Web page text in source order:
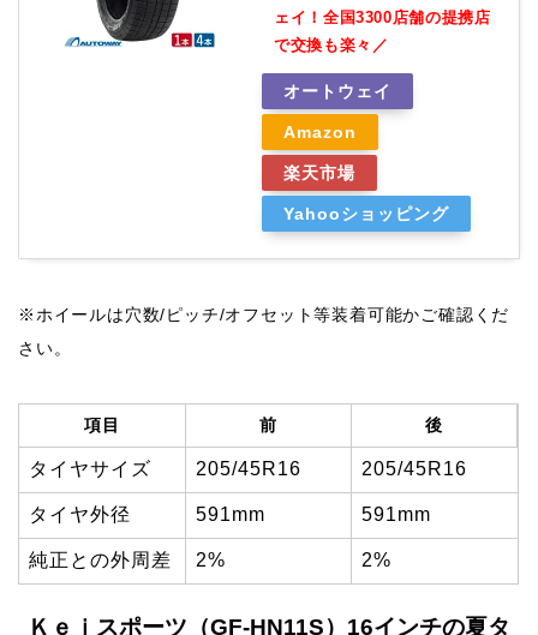
ェイ！全国3300店舗の提携店
で交換も楽々／
オートウェイ
Amazon
楽天市場
Yahooショッピング
※ホイールは穴数/ピッチ/オフセット等装着可能かご確認くだ
さい。
項目 前 後
タイヤサイズ 205/45R16 205/45R16
タイヤ外径 591mm 591mm
純正との外周差 2% 2%
Ｋｅｉスポーツ（GF-HN11S）16インチの夏タ